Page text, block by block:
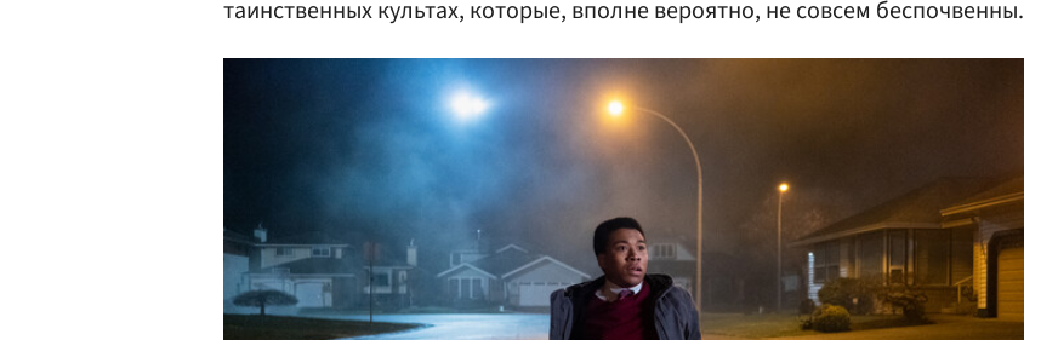
таинственных культах, которые, вполне вероятно, не совсем беспочвенны.